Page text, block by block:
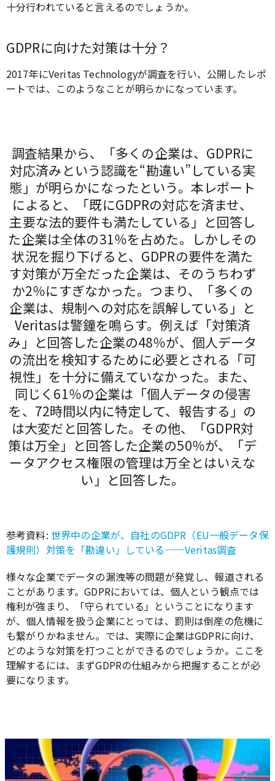
十分行われていると言えるのでしょうか。
GDPRに向けた対策は十分？
2017年にVeritas Technologyが調査を行い、公開したレポ
ートでは、このようなことが明らかになっています。
調査結果から、「多くの企業は、GDPRに
対応済みという認識を“勘違い”している実
態」が明らかになったという。本レポート
によると、「既にGDPRの対応を済ませ、
主要な法的要件も満たしている」と回答し
た企業は全体の31％を占めた。しかしその
状況を掘り下げると、GDPRの要件を満た
す対策が万全だった企業は、そのうちわず
か2％にすぎなかった。つまり、「多くの
企業は、規制への対応を誤解している」と
Veritasは警鐘を鳴らす。例えば「対策済
み」と回答した企業の48％が、個人データ
の流出を検知するために必要とされる「可
視性」を十分に備えていなかった。また、
同じく61％の企業は「個人データの侵害
を、72時間以内に特定して、報告する」の
は大変だと回答した。その他、「GDPR対
策は万全」と回答した企業の50％が、「デ
ータアクセス権限の管理は万全とはいえな
い」と回答した。
参考資料: 世界中の企業が、自社のGDPR（EU一般データ保
護規則）対策を「勘違い」している──Veritas調査
様々な企業でデータの漏洩等の問題が発覚し、報道される
ことがあります。GDPRにおいては、個人という観点では
権利が強まり、「守られている」ということになります
が、個人情報を扱う企業にとっては、罰則は倒産の危機に
も繋がりかねません。では、実際に企業はGDPRに向け、
どのような対策を打つことができるのでしょうか。ここを
理解するには、まずGDPRの仕組みから把握することが必
要になります。